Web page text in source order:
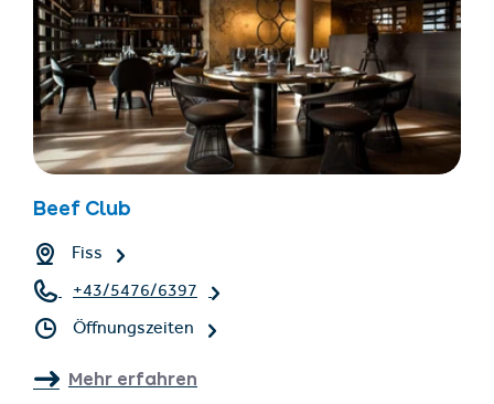
Beef Club
Fiss
+43/5476/6397
Öffnungszeiten
Mehr erfahren